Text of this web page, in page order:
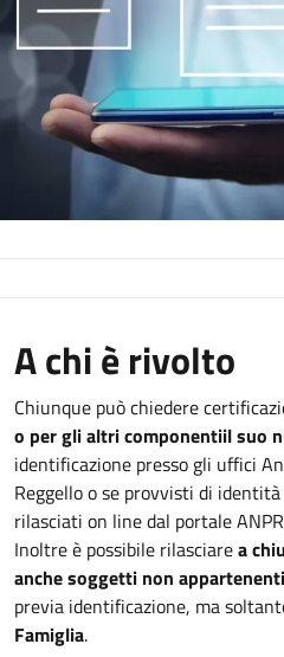
A chi è rivolto
Chiunque può chiedere
o per gli altri componentiil suo
identificazione presso gli uffici
Reggello o se provvisti di
rilasciati on line dal portale
Inoltre è possibile rilasciarea
anche soggetti non
previa identificazione, ma
Famiglia.